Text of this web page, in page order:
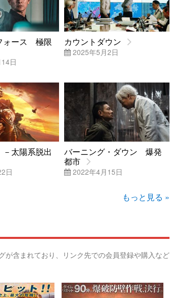
ォース 極限
日
カウントダウン
2025年5月2日
太陽系脱出
日
バーニング・ダウン 爆発
都市
2022年4月15日
もっと見る »
含まれており、リンク先での会員登録や購入など